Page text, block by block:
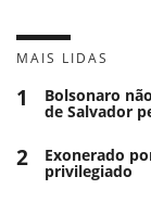
MAIS LIDAS
1 Bolsonaro
de Salvador
2 Exonerado
privilegiado